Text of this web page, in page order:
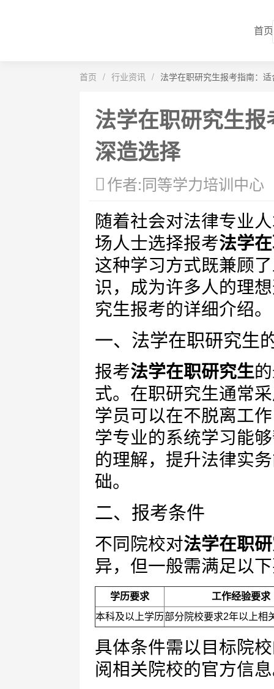
首页
首页 / 行业资讯 / 法学在职研究生报考指南：
法学在职研究生
深造选择
作者:同等学力培训中心
随着社会对法律专业
场人士选择报考法学
这种学习方式既兼顾
识，成为许多人的理
究生报考的详细介绍。
一、法学在职研究生
报考法学在职研究生
式。在职研究生通常
学员可以在不脱离工
学专业的系统学习能
的理解，提升法律实
础。
二、报考条件
不同院校对法学在职
异，但一般需满足以
学历要求
工作经验要求
本科及以上学历部分院校要求2年以上相
具体条件需以目标院
阅相关院校的官方信